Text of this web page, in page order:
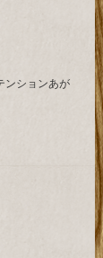
ンションあが